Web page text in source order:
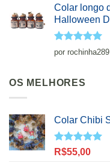
Colar longo
Halloween
Avaliação5
de 5
por rochinha289
OS MELHORES
Colar Chibi
Avaliação
R$55,00